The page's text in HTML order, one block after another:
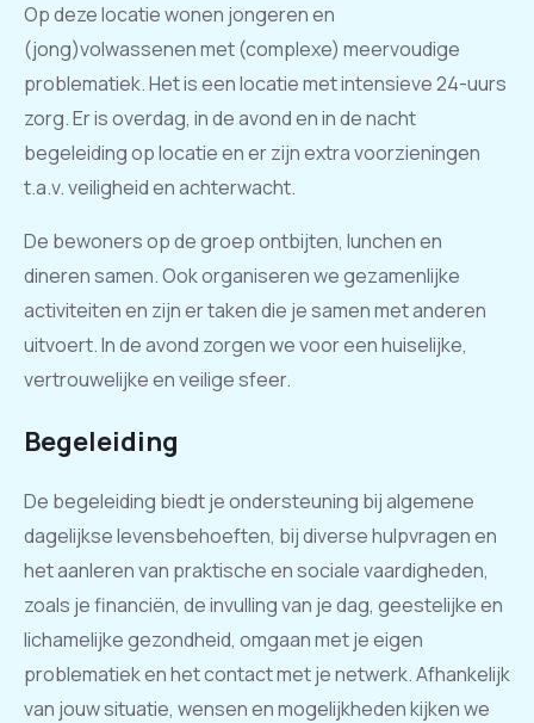
Op deze locatie wonen jongeren en
(jong)volwassenen met (complexe) meervoudige
problematiek. Het is een locatie met intensieve 24-uurs
zorg. Er is overdag, in de avond en in de nacht
begeleiding op locatie en er zijn extra voorzieningen
t.a.v. veiligheid en achterwacht.
De bewoners op de groep ontbijten, lunchen en
dineren samen. Ook organiseren we gezamenlijke
activiteiten en zijn er taken die je samen met anderen
uitvoert. In de avond zorgen we voor een huiselijke,
vertrouwelijke en veilige sfeer.
Begeleiding
De begeleiding biedt je ondersteuning bij algemene
dagelijkse levensbehoeften, bij diverse hulpvragen en
het aanleren van praktische en sociale vaardigheden,
zoals je financiën, de invulling van je dag, geestelijke en
lichamelijke gezondheid, omgaan met je eigen
problematiek en het contact met je netwerk. Afhankelijk
van jouw situatie, wensen en mogelijkheden kijken we